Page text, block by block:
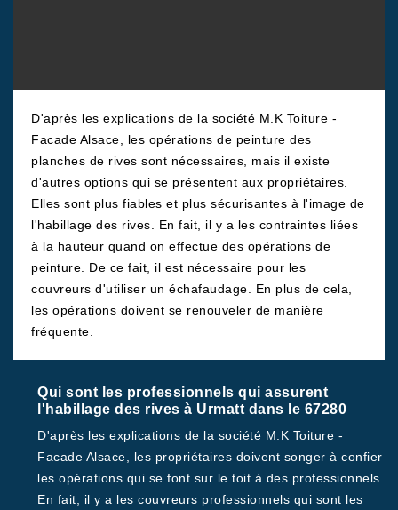
D'après les explications de la société M.K Toiture -
Facade Alsace, les opérations de peinture des
planches de rives sont nécessaires, mais il existe
d'autres options qui se présentent aux propriétaires.
Elles sont plus fiables et plus sécurisantes à l'image de
l'habillage des rives. En fait, il y a les contraintes liées
à la hauteur quand on effectue des opérations de
peinture. De ce fait, il est nécessaire pour les
couvreurs d'utiliser un échafaudage. En plus de cela,
les opérations doivent se renouveler de manière
fréquente.
Qui sont les professionnels qui assurent
l'habillage des rives à Urmatt dans le 67280
D'après les explications de la société M.K Toiture -
Facade Alsace, les propriétaires doivent songer à confier
les opérations qui se font sur le toit à des professionnels.
En fait, il y a les couvreurs professionnels qui sont les